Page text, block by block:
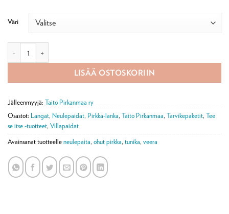
Väri
LISÄÄ OSTOSKORIIN
Jälleenmyyjä: Taito Pirkanmaa ry
Osastot: Langat, Neulepaidat, Pirkka-lanka, Taito Pirkanmaa, Tarvikepaketit, Tee
se itse -tuotteet, Villapaidat
Avainsanat tuotteelle neulepaita, ohut pirkka, tunika, veera